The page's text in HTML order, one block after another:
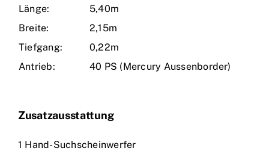
Länge:
5,40m
Breite:
2,15m
Tiefgang:
0,22m
Antrieb:
40 PS (Mercury Aussenborder)
Zusatzausstattung
1 Hand-Suchscheinwerfer